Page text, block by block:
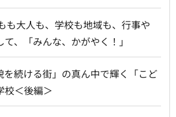
も大人も、学校も地域も、行事や
、「みんな、かがやく！」
を続ける街」の真ん中で輝く「こど
校＜後編＞